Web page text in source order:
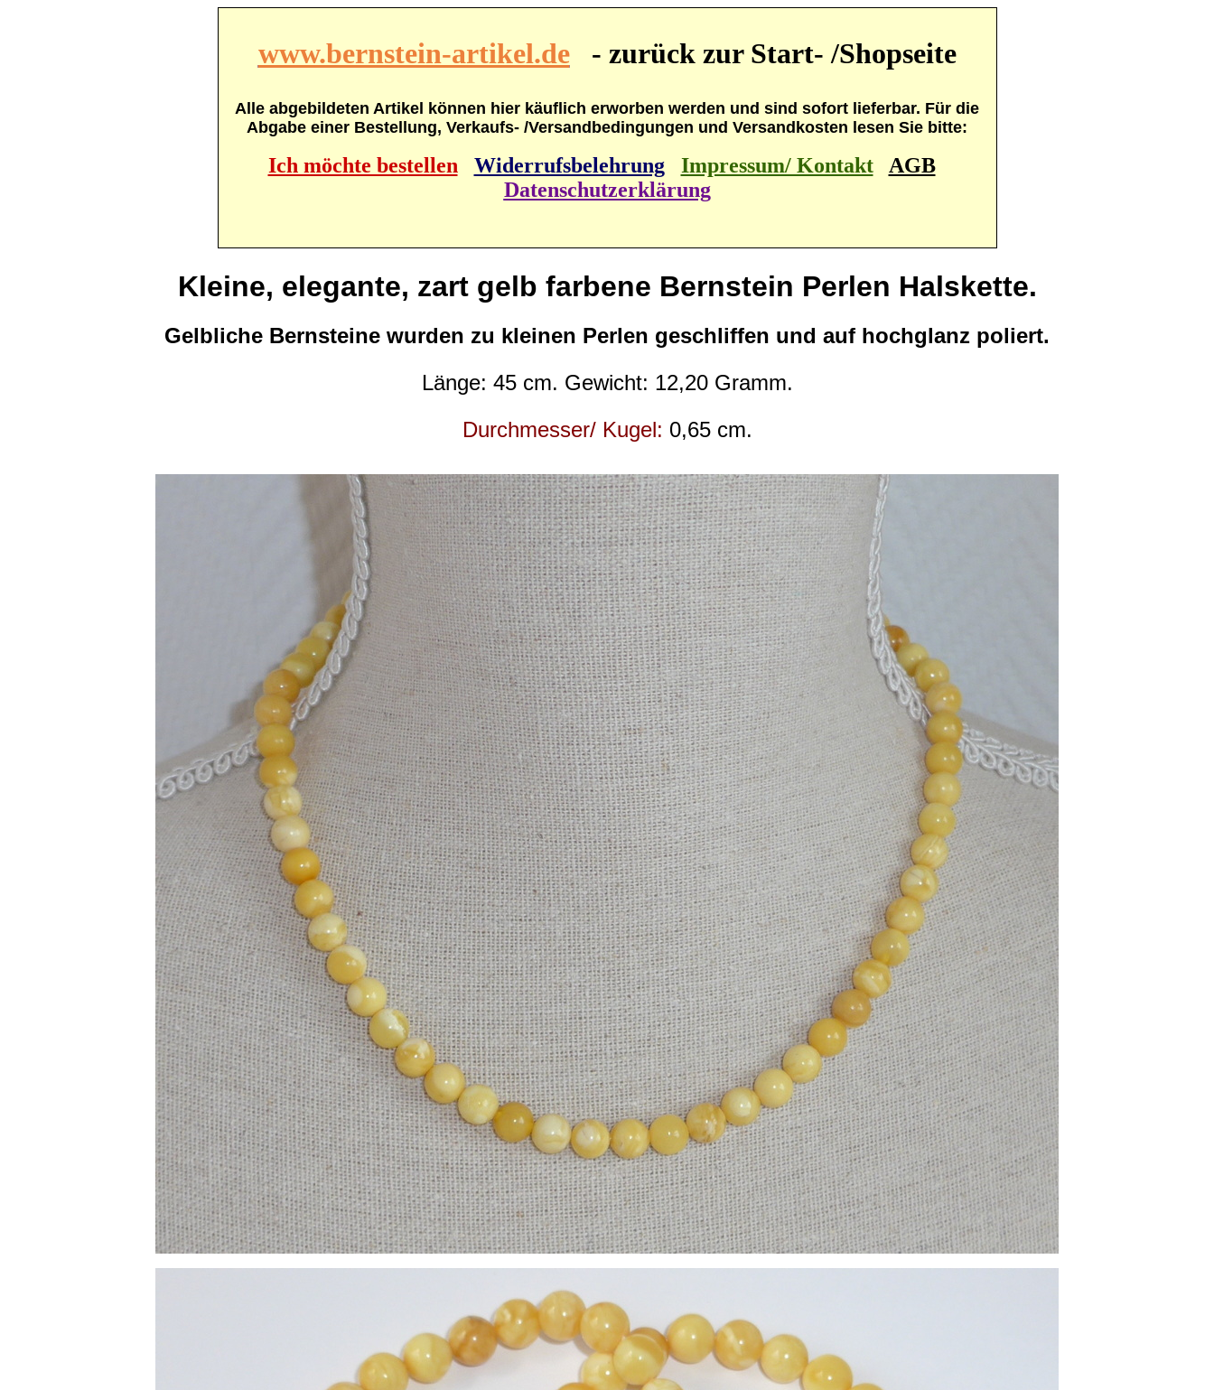
www.bernstein-artikel.de - zurück zur Start- /Shopseite
Alle abgebildeten Artikel können hier käuflich erworben werden und sind sofort lieferbar. Für die
Abgabe einer Bestellung, Verkaufs- /Versandbedingungen und Versandkosten lesen Sie bitte:
Ich möchte bestellen Widerrufsbelehrung Impressum/ Kontakt
AGB
Datenschutzerklärung
Kleine, elegante, zart gelb farbene Bernstein Perlen Halskette.
Gelbliche Bernsteine wurden zu kleinen Perlen geschliffen und auf hochglanz poliert.
Länge: 45 cm. Gewicht: 12,20 Gramm.
Durchmesser/ Kugel: 0,65 cm.